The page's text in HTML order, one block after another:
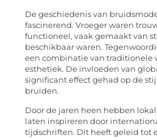
De geschiedenis van
fascinerend. Vroeger waren
functioneel, vaak gemaakt van
beschikbaar waren.
een combinatie van traditionele
esthetiek. De invloeden van
significant effect gehad op de
bruiden.
Door de jaren heen hebben
laten inspireren door
tijdschriften. Dit heeft geleid tot